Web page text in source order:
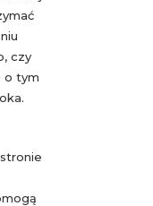
czy
o tym